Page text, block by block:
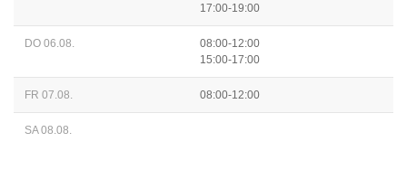
17:00-19:00
DO 06.08.
08:00-12:00
15:00-17:00
FR 07.08. 08:00-12:00
SA 08.08.